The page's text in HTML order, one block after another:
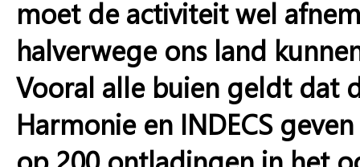
moet de activiteit wel
halverwege ons land
Vooral alle buien geldt dat
Harmonie en INDECS